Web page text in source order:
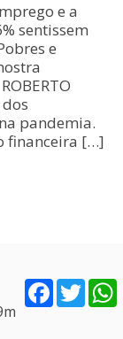
e a
sentissem
e
pandemia.
financeira […]
Facebook